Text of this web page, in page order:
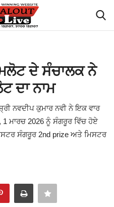
ਦੇ ਸੰਚਾਲਕ ਨੇ
ਦਾ ਨਾਮ
ਨਵਦੀਪ ਕੁਮਾਰ ਨਵੀ ਨੇ ਇਕ ਵਾਰ
1 ਮਾਰਚ 2026 ਨੂੰ ਸੰਗਰੂਰ ਵਿੱਚ ਹੋਏ
ਸੰਗਰੂਰ 2nd prize ਅਤੇ ਮਿਸਟਰ